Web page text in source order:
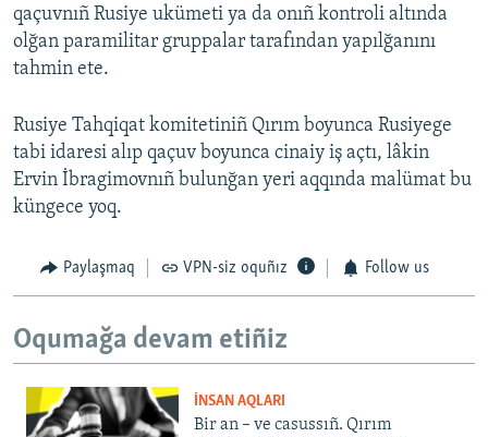
qaçuvnıñ Rusiye ukümeti ya da onıñ kontroli altında
olğan paramilitar gruppalar tarafından yapılğanını
tahmin ete.
Rusiye Tahqiqat komitetiniñ Qırım boyunca Rusiyege
tabi idaresi alıp qaçuv boyunca cinaiy iş açtı, lâkin
Ervin İbragimovnıñ bulunğan yeri aqqında malümat bu
küngece yoq.
Paylaşmaq VPN-siz oquñız Follow us
Oqumağa devam etiñiz
İNSAN AQLARI
Bir an – ve casussıñ. Qırım